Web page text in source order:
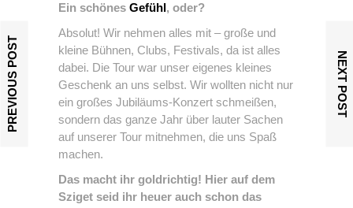
Ein schönes Gefühl, oder?
Absolut! Wir nehmen alles mit – große und
kleine Bühnen, Clubs, Festivals, da ist alles
dabei. Die Tour war unser eigenes kleines
Geschenk an uns selbst. Wir wollten nicht nur
ein großes Jubiläums-Konzert schmeißen,
sondern das ganze Jahr über lauter Sachen
auf unserer Tour mitnehmen, die uns Spaß
machen.
Das macht ihr goldrichtig! Hier auf dem
Sziget seid ihr heuer auch schon das
PREVIOUS POST NEXT POST